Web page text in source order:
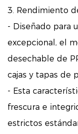
3. Rendimiento
- Diseñado para
excepcional, el
desechable de
cajas y tapas de
- Esta
frescura e
estrictos